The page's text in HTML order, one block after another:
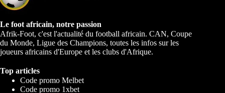
Le foot africain, notre passion
Afrik-Foot, c'est l'actualité du football africain. CAN, Coupe
du Monde, Ligue des Champions, toutes les infos sur les
joueurs africains d'Europe et les clubs d'Afrique.
Top articles
Code promo Melbet
Code promo 1xbet